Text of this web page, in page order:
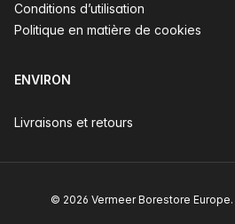
Conditions d’utilisation
Politique en matière de cookies
ENVIRON
Livraisons et retours
© 2026 Vermeer Borestore